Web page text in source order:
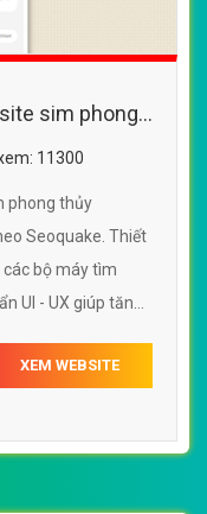
sim phong
11300
phong thủy
Seoquake. Thiết
bộ máy tìm
UI - UX giúp tăng
XEM WEBSITE